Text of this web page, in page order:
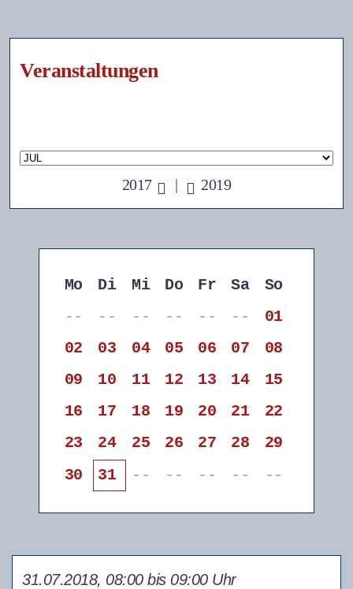
Veranstaltungen
2017 | 2019
Mo Di Mi Do Fr Sa
So
--
-- -- -- -- --
01
02
03 04 05 06 07
08
09
10 11 12 13 14
15
16
17 18 19 20 21
22
23
24 25 26 27 28
29
30
31 -- -- -- -- --
31.07.2018, 08:00 bis 09:00 Uhr